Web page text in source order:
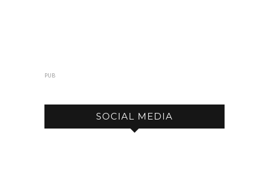
PUB
SOCIAL MEDIA